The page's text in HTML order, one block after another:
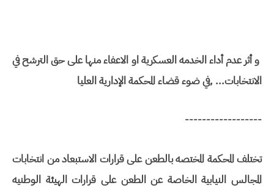
و أثر عدم أداء الخدمه العسكرية او الاعفاء منها على حق الترشح في
الانتخابات... ,في ضوء قضاء المحكمة الإدارية العليا
------------------
تختلف المحكمة المختصه بالطعن على قرارات الاستبعاد من انتخابات
المجالس النيابية الخاصة عن الطعن على قرارات الهيئة الوطنيه